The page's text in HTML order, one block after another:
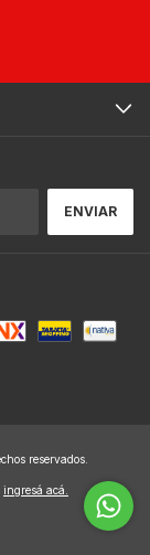
reservados.
ingresá acá.